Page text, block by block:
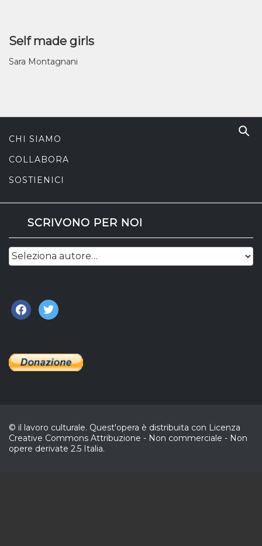
Self made girls
Sara Montagnani
CHI SIAMO
COLLABORA
SOSTIENICI
SCRIVONO PER NOI
facebook
twitter
© il lavoro culturale. Quest'opera è distribuita con Licenza
Creative Commons Attribuzione - Non commerciale - Non
opere derivate 2.5 Italia.